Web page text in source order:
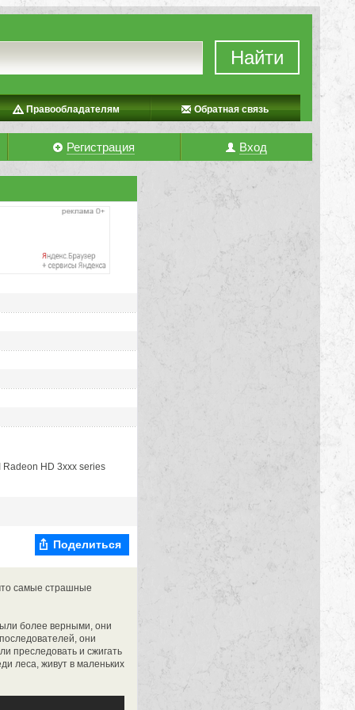
Найти
Правообладателям Обратная связь
Регистрация Вход
Radeon HD 3xxx series
Поделиться
самые страшные
более верными, они
они
преследовать и сжигать
леса, живут в маленьких